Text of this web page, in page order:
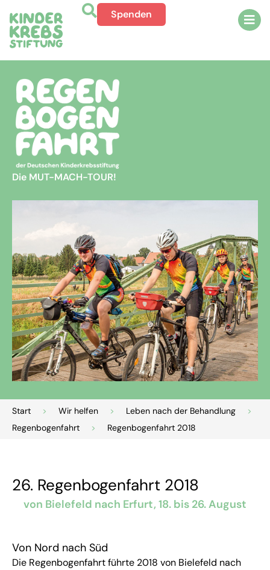
Spenden
Die MUT-MACH-TOUR!
Start > Wir helfen > Leben nach der Behandlung
>
Regenbogenfahrt
> Regenbogenfahrt 2018
26. Regenbogenfahrt 2018
von Bielefeld nach Erfurt, 18. bis 26. August
Von Nord nach Süd
Die Regenbogenfahrt führte 2018 von Bielefeld nach